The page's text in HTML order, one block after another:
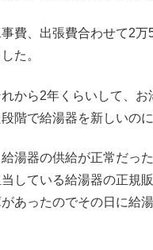
費、出張費合わせて2万
た。
から2年くらいして、お
階で給湯器を新しいの
湯器の供給が正常だっ
している給湯器の正規
があったのでその日に給